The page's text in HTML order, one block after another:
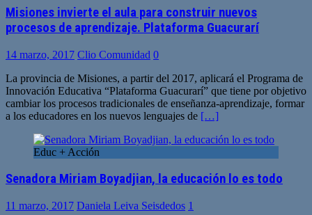
Misiones invierte el aula para construir nuevos
procesos de aprendizaje. Plataforma Guacurarí
14 marzo, 2017 Clio Comunidad 0
La provincia de Misiones, a partir del 2017, aplicará el Programa de
Innovación Educativa “Plataforma Guacurarí” que tiene por objetivo
cambiar los procesos tradicionales de enseñanza-aprendizaje, formar
a los educadores en los nuevos lenguajes de […]
Educ + Acción
Senadora Miriam Boyadjian, la educación lo es todo
11 marzo, 2017 Daniela Leiva Seisdedos 1